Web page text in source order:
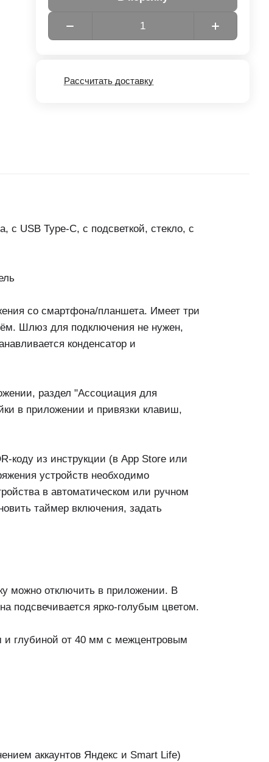
Рассчитать доставку
USB Type-C, с подсветкой, стекло, с
со смартфона/планшета. Имеет три
Шлюз для подключения не нужен,
конденсатор и
раздел "Ассоциация для
в приложении и привязки клавиш,
коду из инструкции (в App Store или
устройств необходимо
в автоматическом или ручном
таймер включения, задать
можно отключить в приложении. В
подсвечивается ярко-голубым цветом.
и глубиной от 40 мм с межцентровым
аккаунтов Яндекс и Smart Life)